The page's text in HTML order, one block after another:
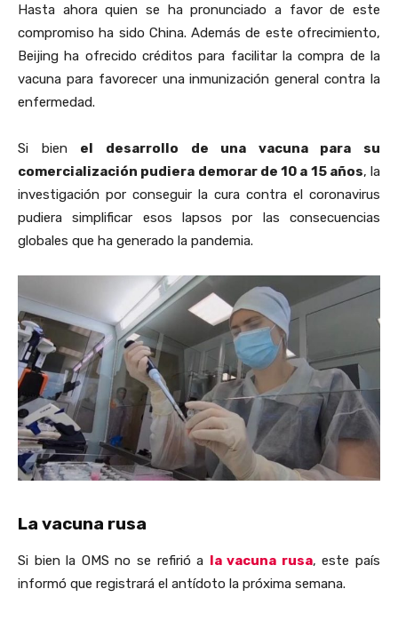
Hasta ahora quien se ha pronunciado a favor de este
compromiso ha sido China. Además de este ofrecimiento,
Beijing ha ofrecido créditos para facilitar la compra de la
vacuna para favorecer una inmunización general contra la
enfermedad.
Si bien el desarrollo de una vacuna para su
comercialización pudiera demorar de 10 a 15 años, la
investigación por conseguir la cura contra el coronavirus
pudiera simplificar esos lapsos por las consecuencias
globales que ha generado la pandemia.
La vacuna rusa
Si bien la OMS no se refirió a la vacuna rusa, este país
informó que registrará el antídoto la próxima semana.